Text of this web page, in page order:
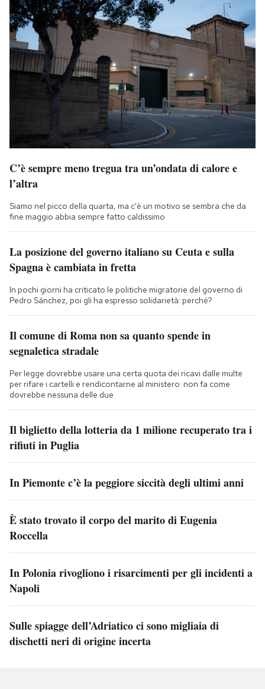
C’è sempre meno tregua tra un’ondata di calore e
l’altra
Siamo nel picco della quarta, ma c'è un motivo se sembra che da
fine maggio abbia sempre fatto caldissimo
La posizione del governo italiano su Ceuta e sulla
Spagna è cambiata in fretta
In pochi giorni ha criticato le politiche migratorie del governo di
Pedro Sánchez, poi gli ha espresso solidarietà: perché?
Il comune di Roma non sa quanto spende in
segnaletica stradale
Per legge dovrebbe usare una certa quota dei ricavi dalle multe
per rifare i cartelli e rendicontarne al ministero: non fa come
dovrebbe nessuna delle due
Il biglietto della lotteria da 1 milione recuperato tra i
rifiuti in Puglia
In Piemonte c’è la peggiore siccità degli ultimi anni
È stato trovato il corpo del marito di Eugenia
Roccella
In Polonia rivogliono i risarcimenti per gli incidenti a
Napoli
Sulle spiagge dell’Adriatico ci sono migliaia di
dischetti neri di origine incerta